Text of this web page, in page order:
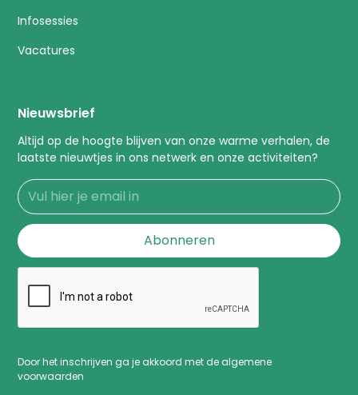
Infosessies
Vacatures
Nieuwsbrief
Altijd op de hoogte blijven van onze warme verhalen, de
laatste nieuwtjes in ons netwerk en onze activiteiten?
Door het inschrijven ga je akkoord met de algemene
voorwaarden